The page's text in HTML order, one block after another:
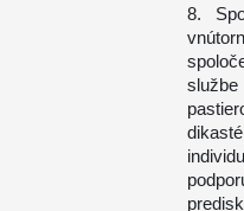
8.
službe